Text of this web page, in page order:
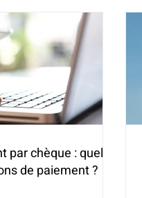
par chèque : quelles
de paiement ?